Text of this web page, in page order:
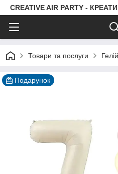
CREATIVE AIR PARTY -
Товари та послуги
Подарунок